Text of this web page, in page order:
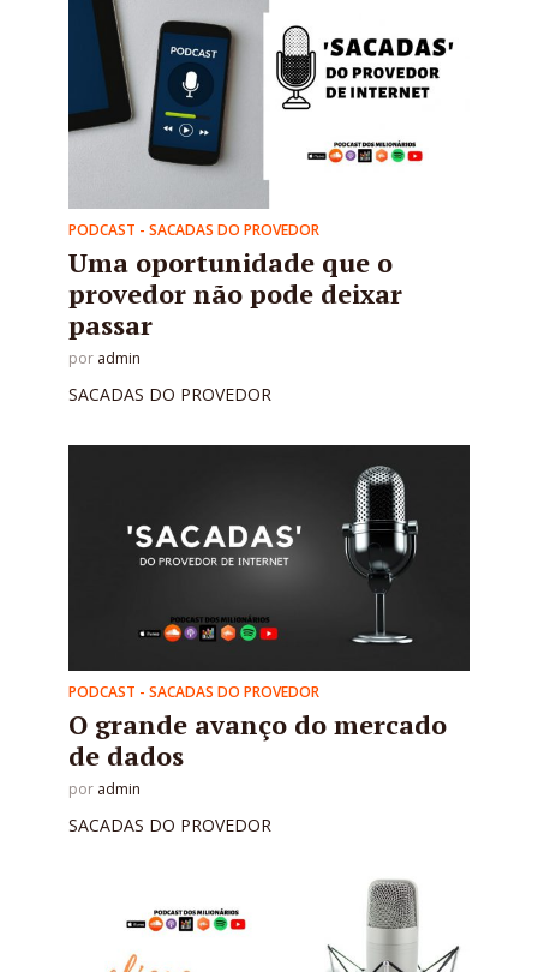
PODCAST - SACADAS DO PROVEDOR
Uma oportunidade que o
provedor não pode deixar
passar
por admin
SACADAS DO PROVEDOR
PODCAST - SACADAS DO PROVEDOR
O grande avanço do mercado
de dados
por admin
SACADAS DO PROVEDOR